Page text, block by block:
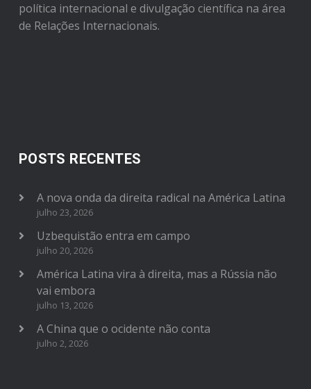
política internacional e divulgação científica na área
de Relações Internacionais.
POSTS RECENTES
A nova onda da direita radical na América Latina
julho 23, 2026
Uzbequistão entra em campo
julho 20, 2026
América Latina vira à direita, mas a Rússia não
vai embora
julho 13, 2026
A China que o ocidente não conta
julho 2, 2026